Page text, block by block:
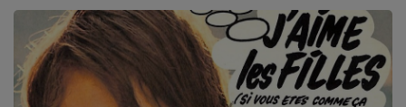
Médias
PODCASTS (CATALOGUE)
L'ÉQUIPE